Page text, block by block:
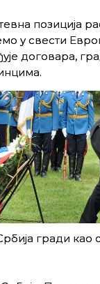
позициjа
у свести
договара,
гради као